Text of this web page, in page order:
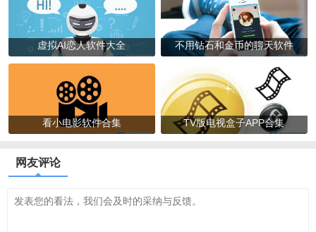
虚拟AI恋人软件大全 不用钻石和金币的聊天软件
看小电影软件合集 TV版电视盒子APP合集
网友评论